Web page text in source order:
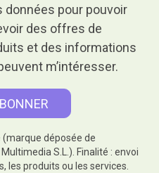
données pour pouvoir
des offres de
et des informations
m’intéresser.
(marque déposée de
S.L.). Finalité : envoi
les produits ou les services.